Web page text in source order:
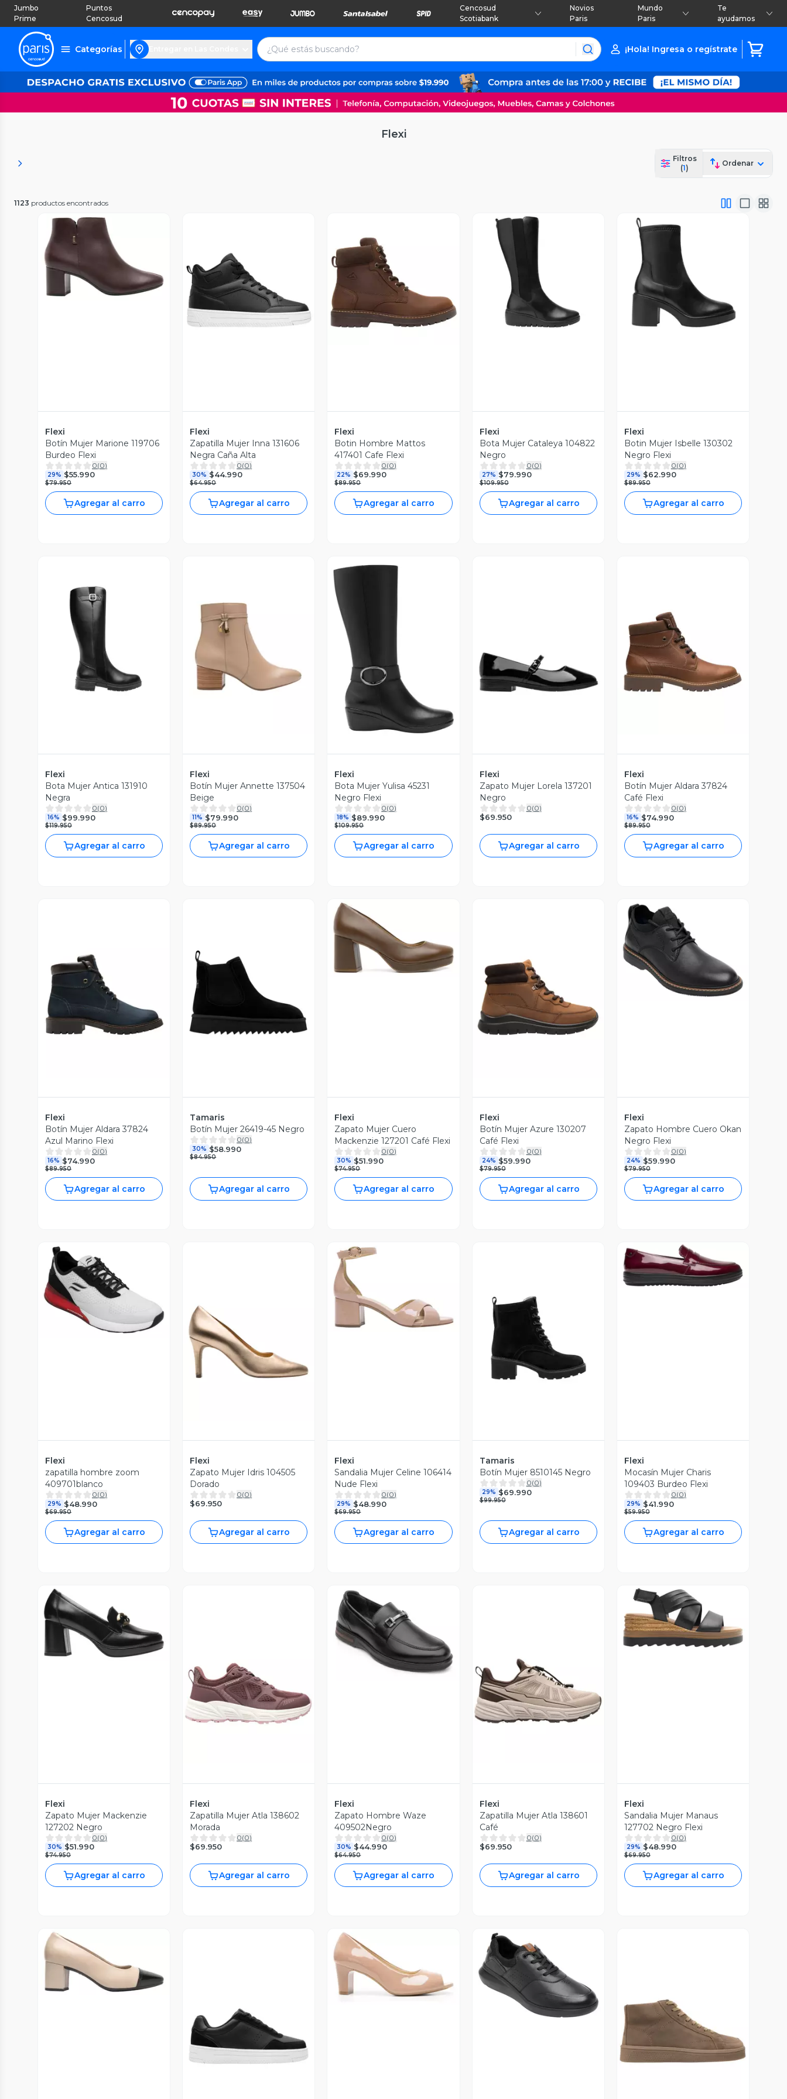
Jumbo
Prime
Puntos
Cencosud
Cencosud
Scotiabank
Novios
Paris
Mundo
Paris
Te
ayudamos
Categorías ¡Hola! Ingresa o regístrate
Flexi
Filtros
(1)
Ordenar
1123 productos encontrados
Vista Previa
Flexi
Botín Mujer Marione 119706
Burdeo Flexi
0(0)
29% $55.990
$79.950
Agregar al carro
Vista Previa
Flexi
Zapatilla Mujer Inna 131606
Negra Caña Alta
0(0)
30% $44.990
$64.950
Agregar al carro
Vista Previa
Flexi
Botin Hombre Mattos
417401 Cafe Flexi
0(0)
22% $69.990
$89.950
Agregar al carro
Vista Previa
Flexi
Bota Mujer Cataleya 104822
Negro
0(0)
27% $79.990
$109.950
Agregar al carro
Vista Previa
Flexi
Botin Mujer Isbelle 130302
Negro Flexi
0(0)
29% $62.990
$89.950
Agregar al carro
Vista Previa
Flexi
Bota Mujer Antica 131910
Negra
0(0)
16% $99.990
$119.950
Agregar al carro
Vista Previa
Flexi
Botín Mujer Annette 137504
Beige
0(0)
11% $79.990
$89.950
Agregar al carro
Vista Previa
Flexi
Bota Mujer Yulisa 45231
Negro Flexi
0(0)
18% $89.990
$109.950
Agregar al carro
Vista Previa
Flexi
Zapato Mujer Lorela 137201
Negro
0(0)
$69.950
Agregar al carro
Vista Previa
Flexi
Botín Mujer Aldara 37824
Café Flexi
0(0)
16% $74.990
$89.950
Agregar al carro
Vista Previa
Flexi
Botín Mujer Aldara 37824
Azul Marino Flexi
0(0)
16% $74.990
$89.950
Agregar al carro
Vista Previa
Tamaris
Botín Mujer 26419-45 Negro
0(0)
30% $58.990
$84.950
Agregar al carro
Vista Previa
Flexi
Zapato Mujer Cuero
Mackenzie 127201 Café Flexi
0(0)
30% $51.990
$74.950
Agregar al carro
Vista Previa
Flexi
Botín Mujer Azure 130207
Café Flexi
0(0)
24% $59.990
$79.950
Agregar al carro
Vista Previa
Flexi
Zapato Hombre Cuero Okan
Negro Flexi
0(0)
24% $59.990
$79.950
Agregar al carro
Vista Previa
Flexi
zapatilla hombre zoom
409701blanco
0(0)
29% $48.990
$69.950
Agregar al carro
Vista Previa
Flexi
Zapato Mujer Idris 104505
Dorado
0(0)
$69.950
Agregar al carro
Vista Previa
Flexi
Sandalia Mujer Celine 106414
Nude Flexi
0(0)
29% $48.990
$69.950
Agregar al carro
Vista Previa
Tamaris
Botín Mujer 8510145 Negro
0(0)
29% $69.990
$99.950
Agregar al carro
Vista Previa
Flexi
Mocasín Mujer Charis
109403 Burdeo Flexi
0(0)
29% $41.990
$59.950
Agregar al carro
Vista Previa
Flexi
Zapato Mujer Mackenzie
127202 Negro
0(0)
30% $51.990
$74.950
Agregar al carro
Vista Previa
Flexi
Zapatilla Mujer Atla 138602
Morada
0(0)
$69.950
Agregar al carro
Vista Previa
Flexi
Zapato Hombre Waze
409502Negro
0(0)
30% $44.990
$64.950
Agregar al carro
Vista Previa
Flexi
Zapatilla Mujer Atla 138601
Café
0(0)
$69.950
Agregar al carro
Vista Previa
Flexi
Sandalia Mujer Manaus
127702 Negro Flexi
0(0)
29% $48.990
$69.950
Agregar al carro
Vista Previa
Vista Previa
Vista Previa
Vista Previa
Vista Previa